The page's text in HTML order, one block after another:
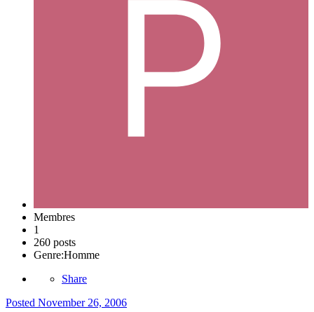
Membres
1
260 posts
Genre:Homme
Share
Posted November 26, 2006